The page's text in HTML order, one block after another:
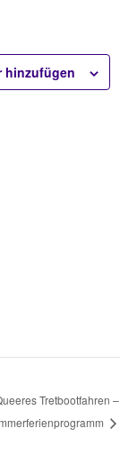
hinzufügen
Tretbootfahren –